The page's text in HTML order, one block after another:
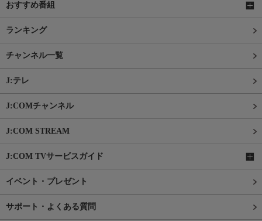
おすすめ番組
ランキング
チャンネル一覧
J:テレ
J:COMチャンネル
J:COM STREAM
J:COM TVサービスガイド
イベント・プレゼント
サポート・よくある質問